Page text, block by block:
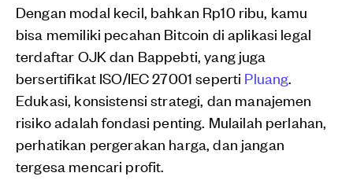
Dengan modal kecil, bahkan Rp10 ribu, kamu
bisa memiliki pecahan Bitcoin di aplikasi legal
terdaftar OJK dan Bappebti, yang juga
bersertifikat ISO/IEC 27001 seperti Pluang
Edukasi, konsistensi strategi, dan manajemen
risiko adalah fondasi penting. Mulailah perlahan,
perhatikan pergerakan harga, dan jangan
tergesa mencari profit.